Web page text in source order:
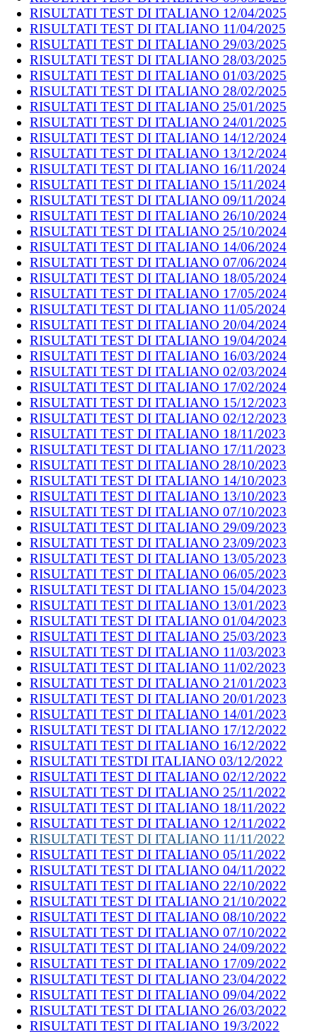
RISULTATI TEST DI ITALIANO 12/04/2025
RISULTATI TEST DI ITALIANO 11/04/2025
RISULTATI TEST DI ITALIANO 29/03/2025
RISULTATI TEST DI ITALIANO 28/03/2025
RISULTATI TEST DI ITALIANO 01/03/2025
RISULTATI TEST DI ITALIANO 28/02/2025
RISULTATI TEST DI ITALIANO 25/01/2025
RISULTATI TEST DI ITALIANO 24/01/2025
RISULTATI TEST DI ITALIANO 14/12/2024
RISULTATI TEST DI ITALIANO 13/12/2024
RISULTATI TEST DI ITALIANO 16/11/2024
RISULTATI TEST DI ITALIANO 15/11/2024
RISULTATI TEST DI ITALIANO 09/11/2024
RISULTATI TEST DI ITALIANO 26/10/2024
RISULTATI TEST DI ITALIANO 25/10/2024
RISULTATI TEST DI ITALIANO 14/06/2024
RISULTATI TEST DI ITALIANO 07/06/2024
RISULTATI TEST DI ITALIANO 18/05/2024
RISULTATI TEST DI ITALIANO 17/05/2024
RISULTATI TEST DI ITALIANO 11/05/2024
RISULTATI TEST DI ITALIANO 20/04/2024
RISULTATI TEST DI ITALIANO 19/04/2024
RISULTATI TEST DI ITALIANO 16/03/2024
RISULTATI TEST DI ITALIANO 02/03/2024
RISULTATI TEST DI ITALIANO 17/02/2024
RISULTATI TEST DI ITALIANO 15/12/2023
RISULTATI TEST DI ITALIANO 02/12/2023
RISULTATI TEST DI ITALIANO 18/11/2023
RISULTATI TEST DI ITALIANO 17/11/2023
RISULTATI TEST DI ITALIANO 28/10/2023
RISULTATI TEST DI ITALIANO 14/10/2023
RISULTATI TEST DI ITALIANO 13/10/2023
RISULTATI TEST DI ITALIANO 07/10/2023
RISULTATI TEST DI ITALIANO 29/09/2023
RISULTATI TEST DI ITALIANO 23/09/2023
RISULTATI TEST DI ITALIANO 13/05/2023
RISULTATI TEST DI ITALIANO 06/05/2023
RISULTATI TEST DI ITALIANO 15/04/2023
RISULTATI TEST DI ITALIANO 13/01/2023
RISULTATI TEST DI ITALIANO 01/04/2023
RISULTATI TEST DI ITALIANO 25/03/2023
RISULTATI TEST DI ITALIANO 11/03/2023
RISULTATI TEST DI ITALIANO 11/02/2023
RISULTATI TEST DI ITALIANO 21/01/2023
RISULTATI TEST DI ITALIANO 20/01/2023
RISULTATI TEST DI ITALIANO 14/01/2023
RISULTATI TEST DI ITALIANO 17/12/2022
RISULTATI TEST DI ITALIANO 16/12/2022
RISULTATI TESTDI ITALIANO 03/12/2022
RISULTATI TEST DI ITALIANO 02/12/2022
RISULTATI TEST DI ITALIANO 25/11/2022
RISULTATI TEST DI ITALIANO 18/11/2022
RISULTATI TEST DI ITALIANO 12/11/2022
RISULTATI TEST DI ITALIANO 11/11/2022
RISULTATI TEST DI ITALIANO 05/11/2022
RISULTATI TEST DI ITALIANO 04/11/2022
RISULTATI TEST DI ITALIANO 22/10/2022
RISULTATI TEST DI ITALIANO 21/10/2022
RISULTATI TEST DI ITALIANO 08/10/2022
RISULTATI TEST DI ITALIANO 07/10/2022
RISULTATI TEST DI ITALIANO 24/09/2022
RISULTATI TEST DI ITALIANO 17/09/2022
RISULTATI TEST DI ITALIANO 23/04/2022
RISULTATI TEST DI ITALIANO 09/04/2022
RISULTATI TEST DI ITALIANO 26/03/2022
RISULTATI TEST DI ITALIANO 19/3/2022